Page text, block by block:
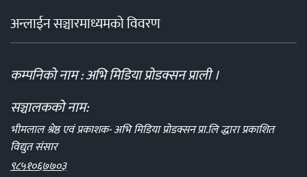
अन्लाईन सञ्चारमाध्यमको विवरण
कम्पनिको नाम : अभि मिडिया प्रोडक्सन प्राली ।
सञ्चालकको नाम:
भीमलाल श्रेष्ठ एवं प्रकाशक- अभि मिडिया प्रोडक्सन प्रा.लि द्धारा प्रकाशित
विद्युत संसार
९८५१०६७७०३